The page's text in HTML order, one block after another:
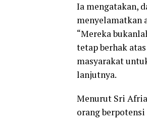
Ia mengatakan,
menyelamatkan
“Mereka
tetap berhak
masyarakat
lanjutnya.
Menurut Sri
orang